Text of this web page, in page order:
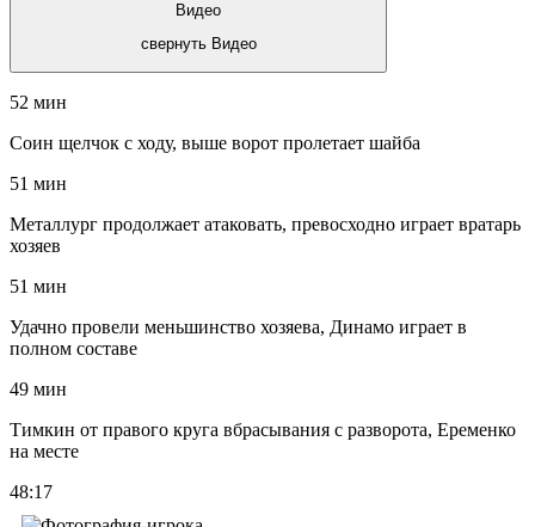
Видео
свернуть Видео
52 мин
Соин щелчок с ходу, выше ворот пролетает шайба
51 мин
Металлург продолжает атаковать, превосходно играет вратарь
хозяев
51 мин
Удачно провели меньшинство хозяева, Динамо играет в
полном составе
49 мин
Тимкин от правого круга вбрасывания с разворота, Еременко
на месте
48:17